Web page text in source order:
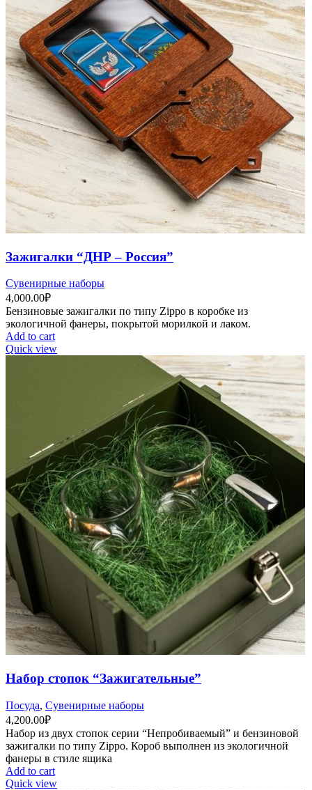
Зажигалки “ДНР – Россия”
Сувенирные наборы
4,000.00₽
Бензиновые зажигалки по типу Zippo в коробке из
экологичной фанеры, покрытой морилкой и лаком.
Add to cart
Quick view
Набор стопок “Зажигательные”
Посуда, Сувенирные наборы
4,200.00₽
Набор из двух стопок серии “Непробиваемый” и бензиновой
зажигалки по типу Zippo. Короб выполнен из экологичной
фанеры в стиле ящика
Add to cart
Quick view